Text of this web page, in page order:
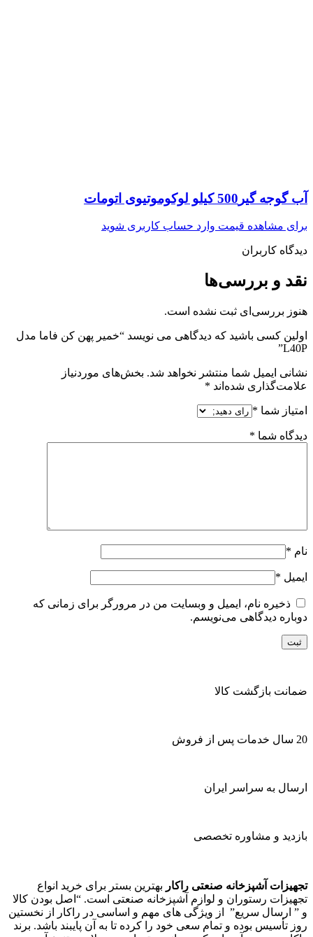
آب گوجه گیر500 کیلو لوکوموتیوی اتومات
برای مشاهده قیمت وارد حساب کاربری شوید
دیدگاه کاربران
نقد و بررسی‌ها
هنوز بررسی‌ای ثبت نشده است.
اولین کسی باشید که دیدگاهی می نویسد “خمیر پهن کن فاما مدل
L40P”
نشانی ایمیل شما منتشر نخواهد شد. بخش‌های موردنیاز
علامت‌گذاری شده‌اند *
امتیاز شما *
دیدگاه شما *
نام *
ایمیل *
ذخیره نام، ایمیل و وبسایت من در مرورگر برای زمانی که
دوباره دیدگاهی می‌نویسم.
ضمانت بازگشت کالا
20 سال خدمات پس از فروش
ارسال به سراسر ایران
بازدید و مشاوره تخصصی
تجهیزات آشپزخانه صنعتی راکار بهترین بستر برای خرید انواع
تجهیزات رستوران و لوازم آشپزخانه صنعتی است. “اصل بودن کالا
و ” ارسال سریع” از ویژگی های مهم و اساسی در راکار از نخستین
روز تأسیس بوده و تمام سعی خود را کرده تا به آن پایبند باشد. برند